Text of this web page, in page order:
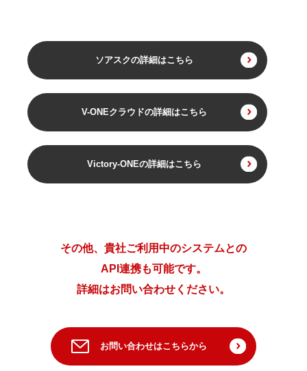
ソアスクの詳細はこちら
V-ONEクラウドの詳細はこちら
Victory-ONEの詳細はこちら
その他、貴社ご利用中のシステムとの
API連携も可能です。
詳細はお問い合わせください。
お問い合わせはこちらから